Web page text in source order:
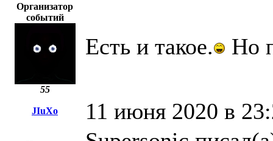
Организатор
событий
55
Есть и такое. Но
JIuXo 11 июня 2020 в